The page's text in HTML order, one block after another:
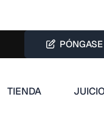
PÓNGASE
TIENDA